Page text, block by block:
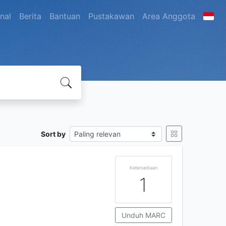
Berita Bantuan Pustakawan Area Anggota
Sort by
Ketersediaan
1
Unduh MARC